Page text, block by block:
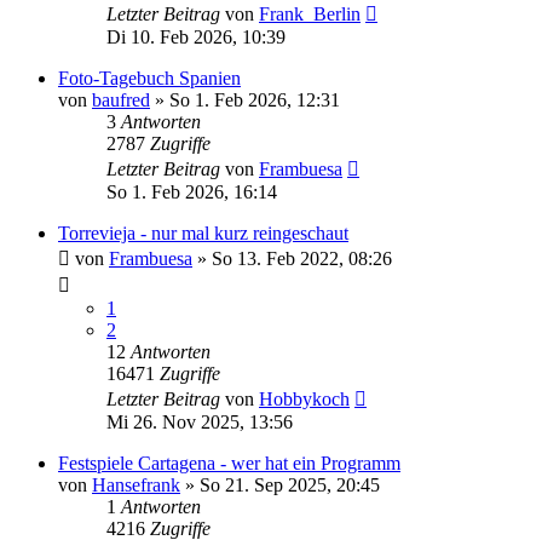
Letzter Beitrag von Frank_Berlin
Di 10. Feb 2026, 10:39
Foto-Tagebuch Spanien
von baufred » So 1. Feb 2026, 12:31
3 Antworten
2787 Zugriffe
Letzter Beitrag von Frambuesa
So 1. Feb 2026, 16:14
Torrevieja - nur mal kurz reingeschaut
von Frambuesa » So 13. Feb 2022, 08:26
1
2
12 Antworten
16471 Zugriffe
Letzter Beitrag von Hobbykoch
Mi 26. Nov 2025, 13:56
Festspiele Cartagena - wer hat ein Programm
von Hansefrank » So 21. Sep 2025, 20:45
1 Antworten
4216 Zugriffe